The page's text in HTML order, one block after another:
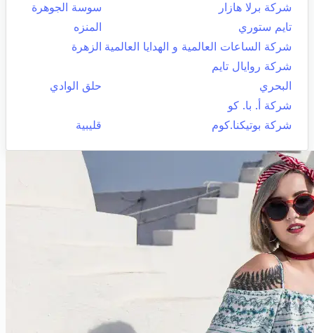
شركة برلا هازار
سوسة الجوهرة
تايم ستوري
المنزه
شركة الساعات العالمية و الهدايا العالمية الزهرة
شركة روايال تايم
البحري
حلق الوادي
شركة أ. با. كو
شركة بوتيكنا.كوم
قليبية